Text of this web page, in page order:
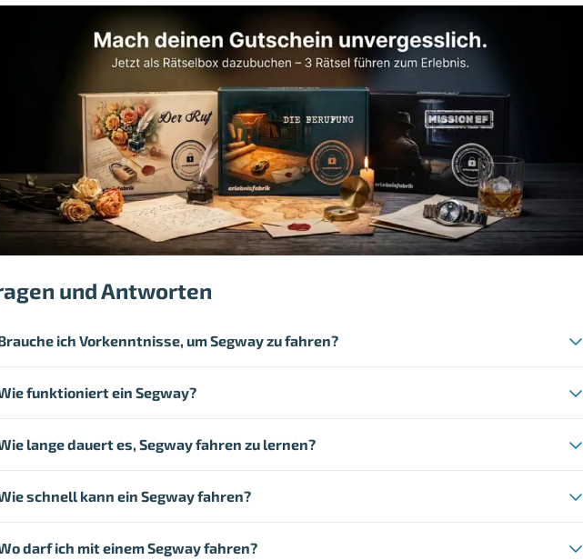
und Antworten
ich Vorkenntnisse, um Segway zu fahren?
funktioniert ein Segway?
lange dauert es, Segway fahren zu lernen?
schnell kann ein Segway fahren?
darf ich mit einem Segway fahren?